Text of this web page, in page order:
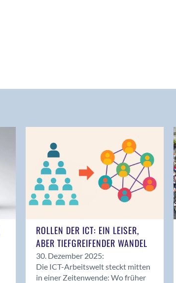
Benken (SG)
Bergdietikon
Berlin
Bern - Liebefeld
ROLLEN DER ICT: EIN LEISER,
ABER TIEFGREIFENDER WANDEL
30. Dezember 2025:
Die ICT-Arbeitswelt steckt mitten
in einer Zeitenwende: Wo früher